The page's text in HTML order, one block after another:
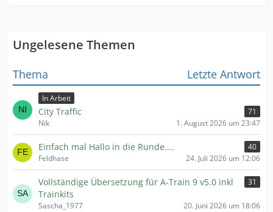
Ungelesene Themen
Thema Letzte Antwort
In Arbeit
City Traffic
71
Nik
1. August 2026 um 23:47
Einfach mal Hallo in die Runde....
40
Feldhase
24. Juli 2026 um 12:06
Vollständige Übersetzung für A-Train 9 v5.0 inkl
Trainkits
31
Sascha_1977 20. Juni 2026 um 18:06